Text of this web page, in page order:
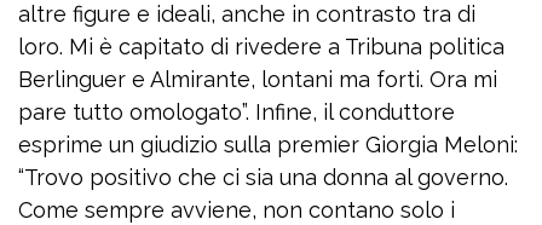
altre figure e ideali, anche in contrasto tra di
loro. Mi è capitato di rivedere a Tribuna politica
Berlinguer e Almirante, lontani ma forti. Ora mi
pare tutto omologato”. Infine, il conduttore
esprime un giudizio sulla premier Giorgia Meloni:
“Trovo positivo che ci sia una donna al governo.
Come sempre avviene, non contano solo i